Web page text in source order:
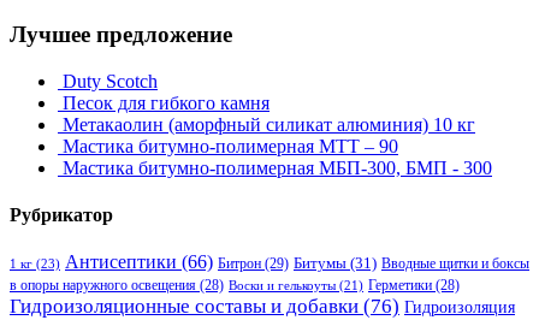
Лучшее предложение
Duty Scotch
Песок для гибкого камня
Метакаолин (аморфный силикат алюминия) 10 кг
Мастика битумно-полимерная МТТ – 90
Мастика битумно-полимерная МБП-300, БМП - 300
Рубрикатор
1 кг (23) Антисептики (66) Битрон (29) Битумы (31) Вводные щитки и боксы
в опоры наружного освещения (28) Воски и гелькоуты (21) Герметики (28)
Гидроизоляционные составы и добавки (76) Гидроизоляция